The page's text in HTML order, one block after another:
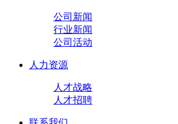
公司新闻
行业新闻
公司活动
人力资源
人才战略
人才招聘